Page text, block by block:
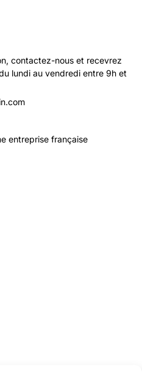
contactez-nous et recevrez
lundi au vendredi entre 9h et
entreprise française